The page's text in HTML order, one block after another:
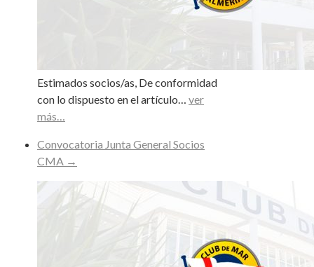
Estimados socios/as, De conformidad
con lo dispuesto en el artículo… ver
más…
Convocatoria Junta General Socios
CMA →